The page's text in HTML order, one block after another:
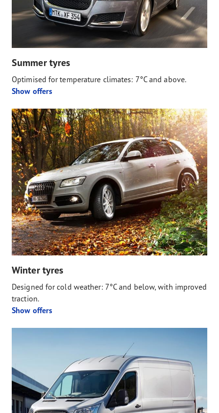
Summer tyres
Optimised for temperature climates: 7°C and above.
Show offers
Winter tyres
Designed for cold weather: 7°C and below, with improved
traction.
Show offers